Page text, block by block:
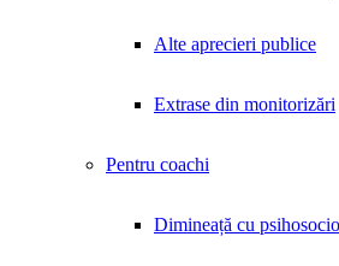
Alte aprecieri publice
Extrase din monitorizări
Pentru coachi
Dimineață cu